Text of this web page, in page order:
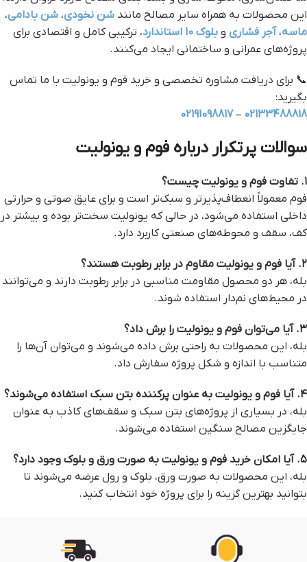
این محصولات به همراه سایر مصالح مانند شن نخودی، شن بادامی،
ماسه، آجر فشاری و بلوک 10 استاندارد
، ترکیبی کامل و اقتصادی برای
پروژه‌های عمرانی و ساختمانی ایجاد می‌کنند.
📞 برای دریافت مشاوره تخصصی و خرید فوم و یونولیت با ما تماس
بگیرید:
02133488818
–
02191098817
سوالات پرتکرار درباره فوم و یونولیت
۱. تفاوت فوم و یونولیت چیست؟
فوم معمولاً انعطاف‌پذیرتر و سبک‌تر است و برای عایق صوتی و حرارتی
داخلی استفاده می‌شود، در حالی که یونولیت سخت‌تر بوده و بیشتر در
کف، سقف و محوطه‌های صنعتی کاربرد دارد.
۲. آیا فوم و یونولیت مقاوم در برابر رطوبت هستند؟
بله، هر دو محصول مقاومت مناسبی در برابر رطوبت دارند و می‌توانند
در محیط‌های نم‌دار استفاده شوند.
۳. آیا می‌توان فوم و یونولیت را برش داد؟
بله، این محصولات به راحتی برش داده می‌شوند و می‌توان آن‌ها را
متناسب با اندازه و شکل پروژه سفارش داد.
۴. آیا فوم و یونولیت به عنوان پرکننده بتن سبک استفاده می‌شوند؟
بله، در بسیاری از پروژه‌های بتن سبک و سقف‌های کاذب به عنوان
جایگزین مصالح سنگین استفاده می‌شوند.
۵. آیا امکان خرید فوم و یونولیت به صورت ورق و بلوک وجود دارد؟
بله، این محصولات به صورت ورق، بلوک و رول عرضه می‌شوند تا
بتوانید بهترین گزینه را برای پروژه خود انتخاب کنید.